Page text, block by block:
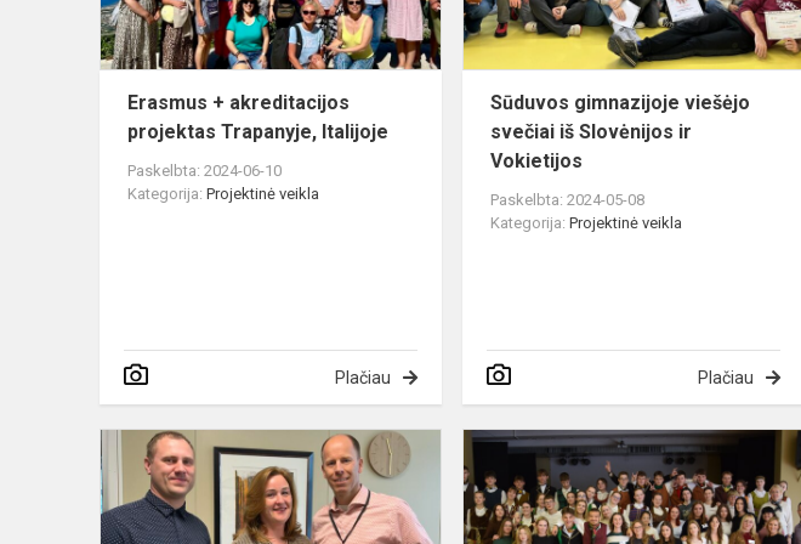
Erasmus + akreditacijos
projektas Trapanyje, Italijoje
Paskelbta: 2024-06-10
Kategorija: Projektinė veikla
Plačiau
Sūduvos gimnazijoje viešėjo
svečiai iš Slovėnijos ir
Vokietijos
Paskelbta: 2024-05-08
Kategorija:Projektinė veikla
Plačiau
Projekto
„Erasmus+“
darbo
stebėjimo